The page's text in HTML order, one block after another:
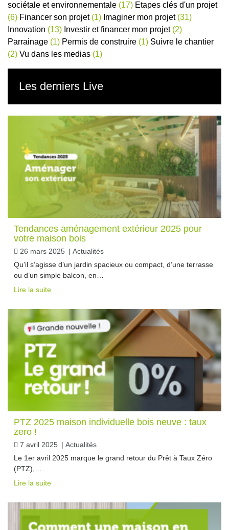
sociétale et environnementale (17) Etapes clés d'un projet
(6) Financer son projet(1) Imaginer mon projet(31)
Innovation (13) Investir et financer mon projet(2)
Parrainage (1) Permis de construire (1) Suivre le chantier
(2) Vu dans les medias (1)
Les derniers Live
Tendances aménagement extérieur 2025 pour
votre maison bois
26 mars 2025 | Actualités
Qu’il s’agisse d’un jardin spacieux ou compact, d’une terrasse
ou d’un simple balcon, en…
Lire la suite
PTZ 2025 maison individuelle bois neuve : taux
zero !
7 avril 2025 | Actualités
Le 1er avril 2025 marque le grand retour du Prêt à Taux Zéro
(PTZ),…
Lire la suite